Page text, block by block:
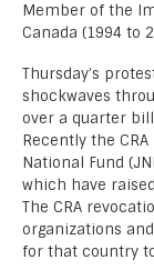
Member of the
Canada (1994 to
Thursday’s
shockwaves
over a quarter
Recently the
National Fund
which have
The CRA
organizations
for that country